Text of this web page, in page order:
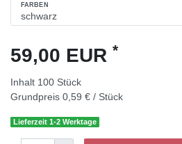
FARBEN
59,00 EUR *
Inhalt 100 Stück
Grundpreis 0,59 € / Stück
Lieferzeit 1-2 Werktage